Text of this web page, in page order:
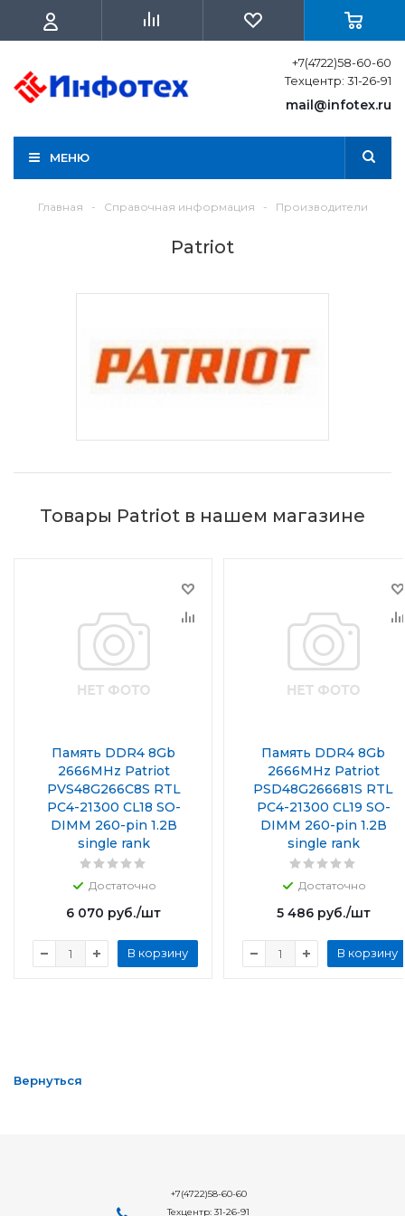
+7(4722)58-60-60
Техцентр: 31-26-91
mail@infotex.ru
МЕНЮ
Главная - Справочная информация - Производители
Patriot
Товары Patriot в нашем магазине
Память DDR4 8Gb
2666MHz Patriot
PVS48G266C8S RTL
PC4-21300 CL18 SO-
DIMM 260-pin 1.2В
single rank
Достаточно
6 070 руб./шт
В корзину
Память DDR4 8Gb
2666MHz Patriot
PSD48G266681S RTL
PC4-21300 CL19 SO-
DIMM 260-pin 1.2В
single rank
Достаточно
5 486руб./шт
В корзину
Вернуться
+7(4722)58-60-60
Техцентр: 31-26-91